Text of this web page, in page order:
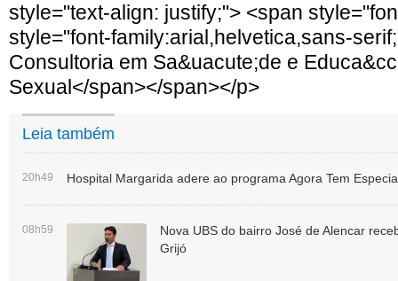
style="text-align: justify;"> <span
style="font-family:arial,helvetica,sans-
Consultoria em Sa&uacute;de e
Sexual</span></span></p>
Leia também
20h49 Hospital Margarida adere ao programa Agora Tem
08h59
Nova UBS do bairro José de Alencar
Grijó